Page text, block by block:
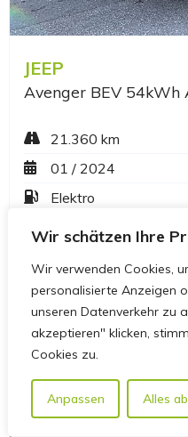
Wir schätzen Ihre
Wir verwenden Cookies,
personalisierte Anzeigen
unseren Datenverkehr zu
akzeptieren" klicken,
Cookies zu.
Anpassen Alles